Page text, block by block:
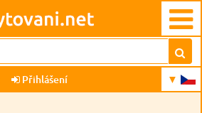
Přihlášení